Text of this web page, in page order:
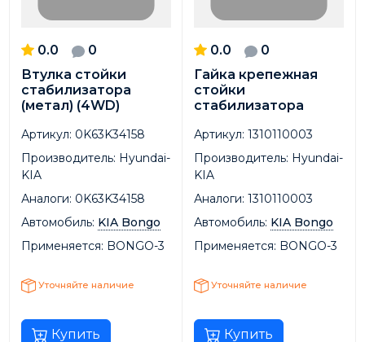
0.0
0
Втулка стойки
стабилизатора
(метал) (4WD)
Артикул: 0K63K34158
Производитель: Hyundai-
KIA
Аналоги: 0K63K34158
Автомобиль: KIA Bongo
Применяется: BONGO-3
Уточняйте наличие
Купить
0.0
0
Гайка крепежная
стойки
стабилизатора
Артикул: 1310110003
Производитель: Hyundai-
KIA
Аналоги: 1310110003
Автомобиль: KIA Bongo
Применяется: BONGO-3
Уточняйте наличие
Купить